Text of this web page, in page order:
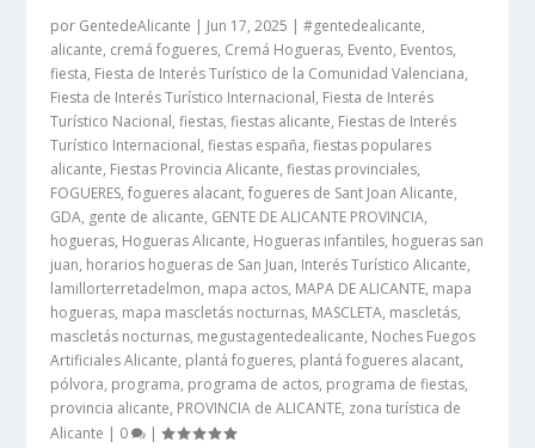
por GentedeAlicante | Jun 17, 2025 |#gentedealicante,
alicante, cremá fogueres, Cremá Hogueras, Evento, Eventos,
fiesta, Fiesta de Interés Turístico de la Comunidad Valenciana,
Fiesta de Interés Turístico Internacional, Fiesta de Interés
Turístico Nacional,fiestas,fiestas alicante, Fiestas de Interés
Turístico Internacional,fiestas españa,fiestas populares
alicante, Fiestas Provincia Alicante,fiestas provinciales,
FOGUERES,fogueres alacant,fogueres de Sant Joan Alicante,
GDA, gente de alicante, GENTE DE ALICANTE PROVINCIA,
hogueras, Hogueras Alicante, Hogueras infantiles, hogueras san
juan, horarios hogueras de San Juan, Interés Turístico Alicante,
lamillorterretadelmon, mapa actos, MAPA DE ALICANTE, mapa
hogueras, mapa mascletás nocturnas, MASCLETA, mascletás,
mascletás nocturnas, megustagentedealicante, Noches Fuegos
Artificiales Alicante, plantá fogueres, plantá fogueres alacant,
pólvora, programa, programa de actos, programa de fiestas,
provincia alicante, PROVINCIA de ALICANTE, zona turística de
Alicante | 0 |